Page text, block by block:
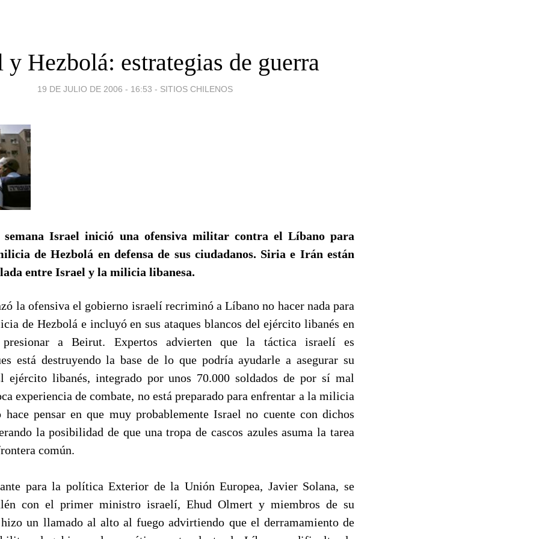
y Hezbolá: estrategias de guerra
19 DE JULIO DE 2006 - 16:53 - SITIOS CHILENOS
semana Israel inició una ofensiva militar contra el Líbano para
de Hezbolá en defensa de sus ciudadanos. Siria e Irán están
entre Israel y la milicia libanesa.
la ofensiva el gobierno israelí recriminó a Líbano no hacer nada para
de Hezbolá e incluyó en sus ataques blancos del ejército libanés en
a Beirut. Expertos advierten que la táctica israelí es
está destruyendo la base de lo que podría ayudarle a asegurar su
ejército libanés, integrado por unos 70.000 soldados de por sí mal
experiencia de combate, no está preparado para enfrentar a la milicia
hace pensar en que muy probablemente Israel no cuente con dichos
la posibilidad de que una tropa de cascos azules asuma la tarea
común.
para la política Exterior de la Unión Europea, Javier Solana, se
con el primer ministro israelí, Ehud Olmert y miembros de su
hizo un llamado al alto al fuego advirtiendo que el derramamiento de